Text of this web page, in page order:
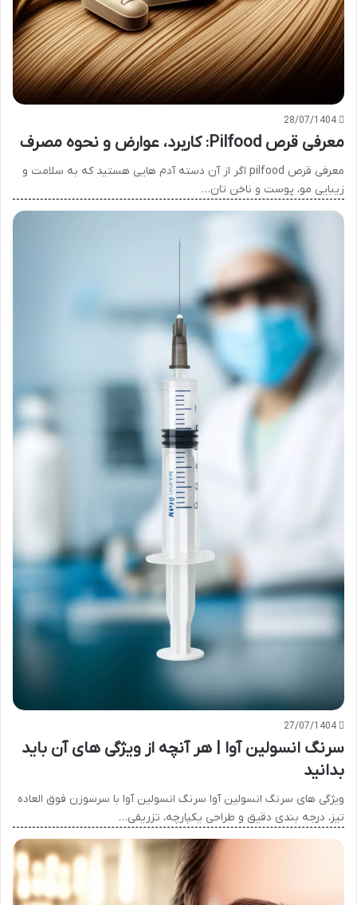
28/07/1404
معرفی قرص Pilfood: کاربرد، عوارض و نحوه مصرف
معرفی قرص pilfood اگر از آن دسته آدم هایی هستید که به سلامت و
زیبایی مو، پوست و ناخن تان…
27/07/1404
سرنگ انسولین آوا | هر آنچه از ویژگی های آن باید
بدانید
ویژگی های سرنگ انسولین آوا سرنگ انسولین آوا با سرسوزن فوق العاده
تیز، درجه بندی دقیق و طراحی یکپارچه، تزریقی…